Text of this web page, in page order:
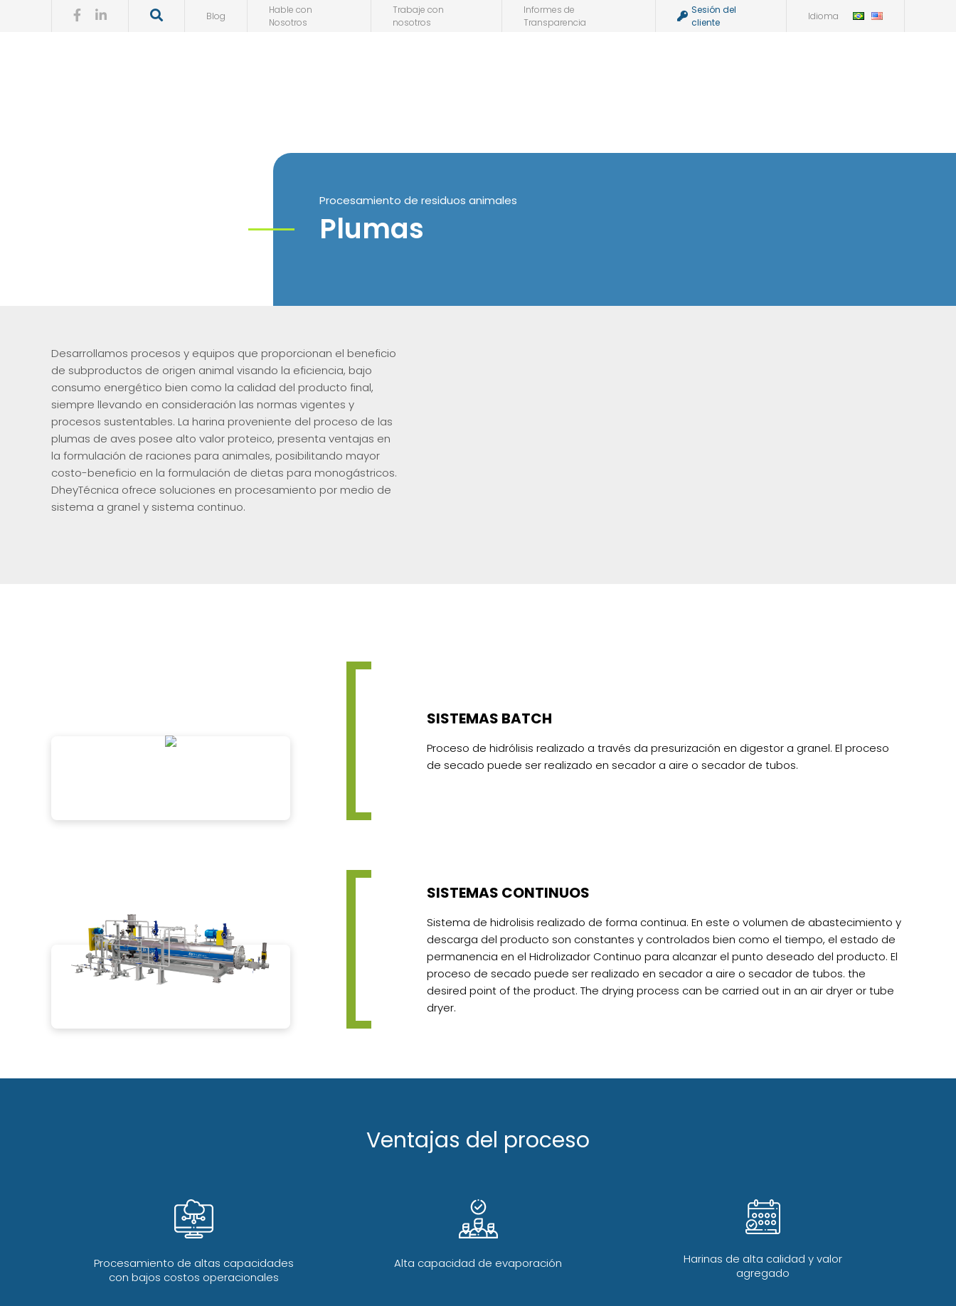
Blog
Hable con
Nosotros
Trabaje con
nosotros
Informes de
Transparencia
Sesión del
cliente
Idioma
Procesamiento de residuos animales
Plumas
Desarrollamos procesos y equipos que proporcionan el beneficio
de subproductos de origen animal visando la eficiencia, bajo
consumo energético bien como la calidad del producto final,
siempre llevando en consideración las normas vigentes y
procesos sustentables. La harina proveniente del proceso de las
plumas de aves posee alto valor proteico, presenta ventajas en
la formulación de raciones para animales, posibilitando mayor
costo-beneficio en la formulación de dietas para monogástricos.
DheyTécnica ofrece soluciones en procesamiento por medio de
sistema a granel y sistema continuo.
SISTEMAS BATCH
Proceso de hidrólisis realizado a través da presurización en digestor a granel. El proceso
de secado puede ser realizado en secador a aire o secador de tubos.
SISTEMAS CONTINUOS
Sistema de hidrolisis realizado de forma continua. En este o volumen de abastecimiento y
descarga del producto son constantes y controlados bien como el tiempo, el estado de
permanencia en el Hidrolizador Continuo para alcanzar el punto deseado del producto. El
proceso de secado puede ser realizado en secador a aire o secador de tubos. the
desired point of the product. The drying process can be carried out in an air dryer or tube
dryer.
Ventajas del proceso
Procesamiento de altas capacidades
con bajos costos operacionales
Alta capacidad de evaporación
Harinas de alta calidad y valor
agregado